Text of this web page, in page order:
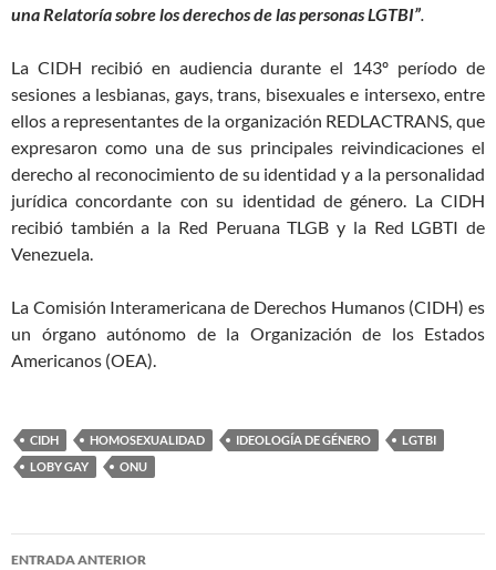
una Relatoría sobre los derechos de las personas LGTBI”.
La CIDH recibió en audiencia durante el 143º período de
sesiones a lesbianas, gays, trans, bisexuales e intersexo, entre
ellos a representantes de la organización REDLACTRANS, que
expresaron como una de sus principales reivindicaciones el
derecho al reconocimiento de su identidad y a la personalidad
jurídica concordante con su identidad de género. La CIDH
recibió también a la Red Peruana TLGB y la Red LGBTI de
Venezuela.
La Comisión Interamericana de Derechos Humanos (CIDH) es
un órgano autónomo de la Organización de los Estados
Americanos (OEA).
CIDH HOMOSEXUALIDAD IDEOLOGÍA DE GÉNERO
LGTBI
LOBY GAY
ONU
Navegación
ENTRADA ANTERIOR